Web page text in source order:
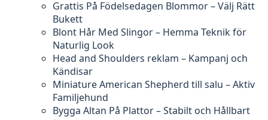
Grattis På Födelsedagen Blommor – Välj Rätt
Bukett
Blont Hår Med Slingor – Hemma Teknik för
Naturlig Look
Head and Shoulders reklam – Kampanj och
Kändisar
Miniature American Shepherd till salu – Aktiv
Familjehund
Bygga Altan På Plattor – Stabilt och Hållbart